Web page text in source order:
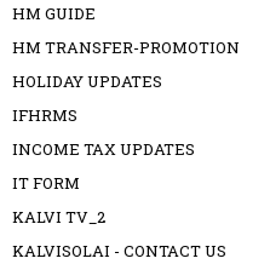
HM GUIDE
HM TRANSFER-PROMOTION
HOLIDAY UPDATES
IFHRMS
INCOME TAX UPDATES
IT FORM
KALVI TV_2
KALVISOLAI - CONTACT US